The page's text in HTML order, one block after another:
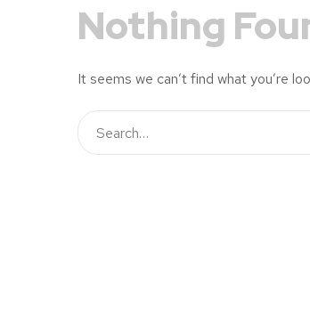
Nothing
It seems we can’t find what you’re